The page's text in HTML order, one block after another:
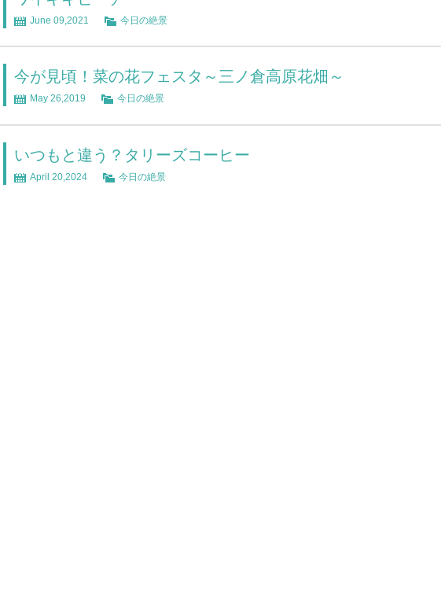
June 09,2021 今日の絶景
今が見頃！菜の花フェスタ～三ノ倉高原花畑～
May 26,2019 今日の絶景
いつもと違う？タリーズコーヒー
April 20,2024 今日の絶景